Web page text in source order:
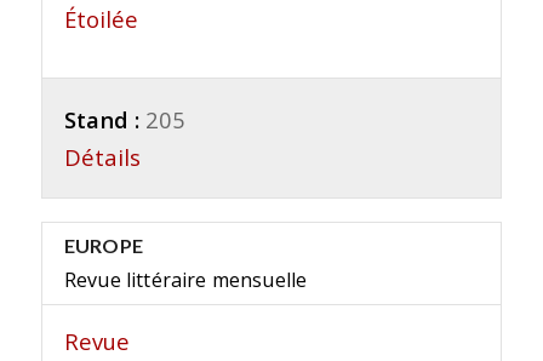
Étoilée
Stand : 205
Détails
EUROPE
Revue littéraire mensuelle
Revue